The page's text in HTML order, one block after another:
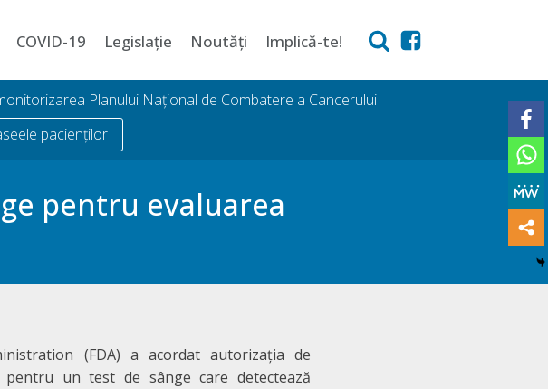
COVID-19 Legislație Noutăți Implică-te!
Planului Național de Combatere a Cancerului
pacienților
pentru evaluarea
(FDA) a acordat autorizația de
un test de sânge care detectează